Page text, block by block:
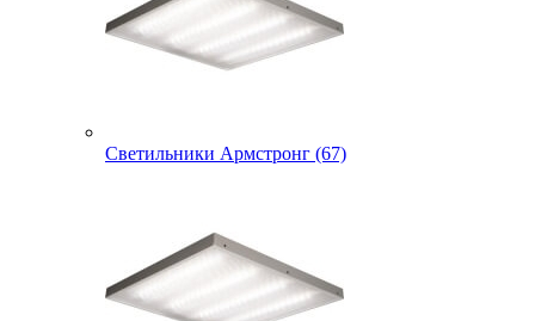
Светильники Армстронг (67)